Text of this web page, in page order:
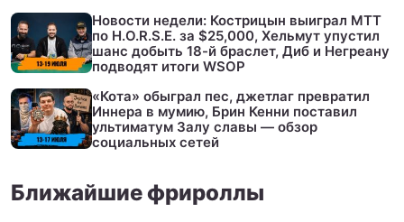
Новости недели: Кострицын выиграл МТТ
по H.O.R.S.E. за $25,000, Хельмут упустил
шанс добыть 18-й браслет, Диб и Негреану
подводят итоги WSOP
«Кота» обыграл пес, джетлаг превратил
Иннера в мумию, Брин Кенни поставил
ультиматум Залу славы — обзор
социальных сетей
Ближайшие фрироллы